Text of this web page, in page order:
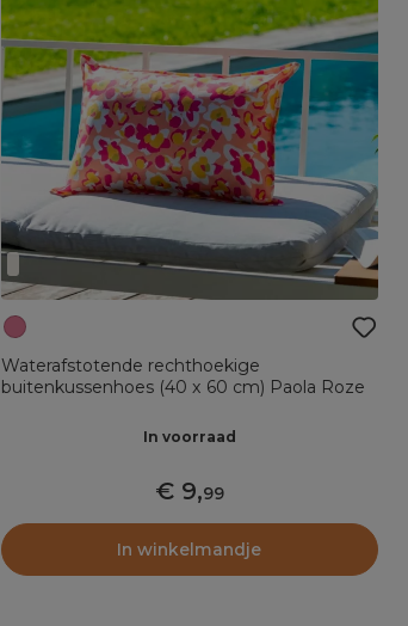
Waterafstotende rechthoekige
buitenkussenhoes (40 x 60 cm) Paola Roze
In voorraad
9,99
In winkelmandje